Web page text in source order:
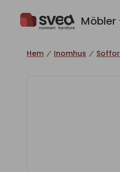
Möbler
Hem Inomhus Soffor